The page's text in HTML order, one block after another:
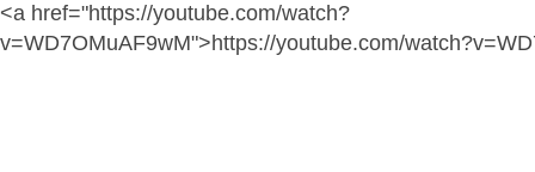
<a href="https://youtube.com/watch?
v=WD7OMuAF9wM">https://youtube.com/